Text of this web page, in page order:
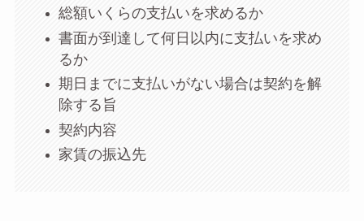
総額いくらの支払いを求めるか
書面が到達して何日以内に支払いを求め
るか
期日までに支払いがない場合は契約を解
除する旨
契約内容
家賃の振込先